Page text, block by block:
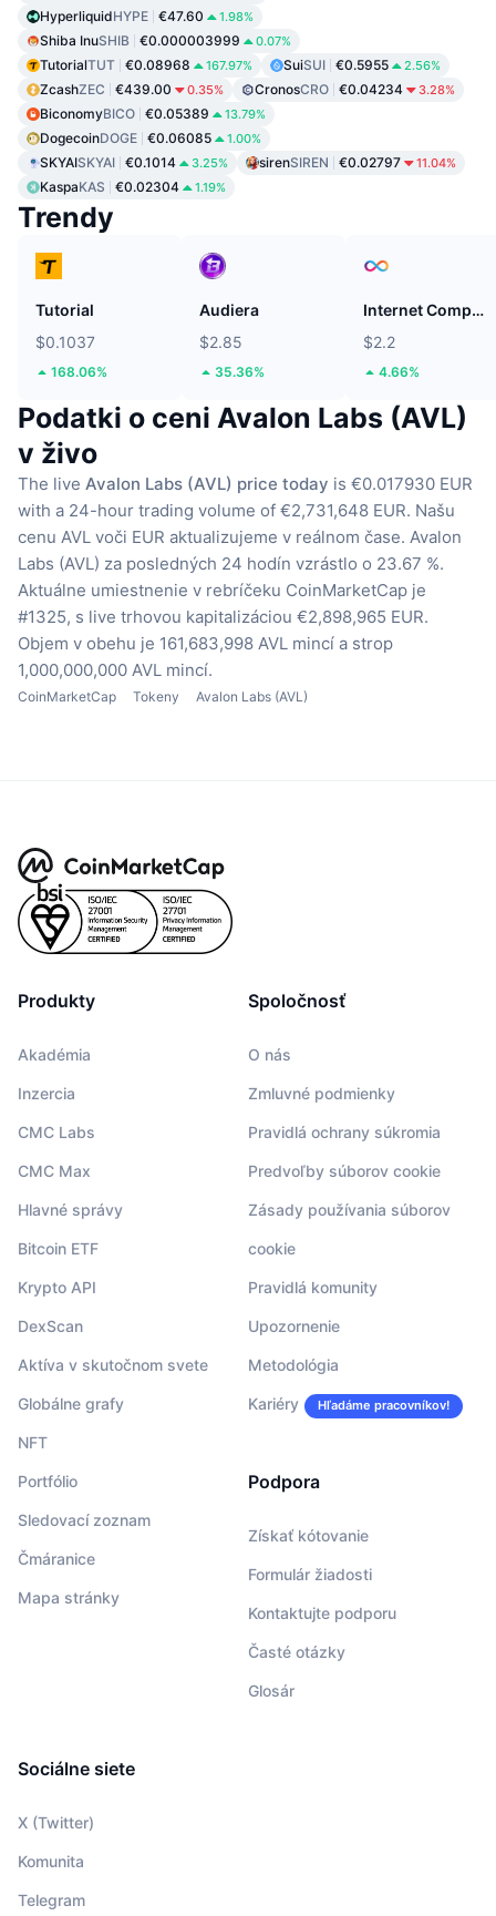
HyperliquidHYPE €47.60 1.98%
Shiba InuSHIB €0.000003999 0.07%
TutorialTUT €0.08968 167.97% SuiSUI €0.5955 2.56%
ZcashZEC €439.00 0.35% CronosCRO €0.04234 3.28%
BiconomyBICO €0.05389 13.79%
DogecoinDOGE €0.06085 1.00%
SKYAISKYAI €0.1014 3.25% sirenSIREN €0.02797 11.04%
KaspaKAS €0.02304 1.19%
Trendy
Tutorial
$0.1037
168.06%
Audiera
$2.85
35.36%
Internet Computer
$2.2
4.66%
Podatki o ceni Avalon Labs (AVL)
v živo
The live Avalon Labs (AVL) price today is €0.017930 EUR
with a 24-hour trading volume of €2,731,648 EUR. Našu
cenu AVL voči EUR aktualizujeme v reálnom čase. Avalon
Labs (AVL) za posledných 24 hodín vzrástlo o 23.67 %.
Aktuálne umiestnenie v rebríčeku CoinMarketCap je
#1325, s live trhovou kapitalizáciou €2,898,965 EUR.
Objem v obehu je 161,683,998 AVL mincí a strop
1,000,000,000 AVL mincí.
CoinMarketCap Tokeny Avalon Labs (AVL)
Produkty
Akadémia
Inzercia
CMC Labs
CMC Max
Hlavné správy
Bitcoin ETF
Krypto API
DexScan
Aktíva v skutočnom svete
Globálne grafy
NFT
Portfólio
Sledovací zoznam
Čmáranice
Mapa stránky
Spoločnosť
O nás
Zmluvné podmienky
Pravidlá ochrany súkromia
Predvoľby súborov cookie
Zásady používania súborov
cookie
Pravidlá komunity
Upozornenie
Metodológia
Kariéry Hľadáme pracovníkov!
Podpora
Získať kótovanie
Formulár žiadosti
Kontaktujte podporu
Časté otázky
Glosár
Sociálne siete
X (Twitter)
Komunita
Telegram